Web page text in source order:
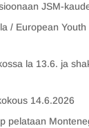
JSM-
/ European Youth
la 13.6. ja
14.6.2026
pelataan